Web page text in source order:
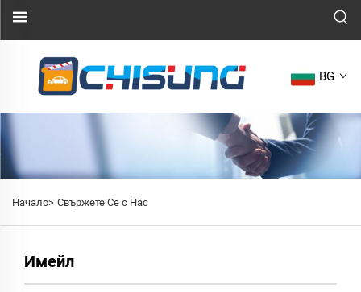
BG
Начало> Свържете Се с Нас
Имейл